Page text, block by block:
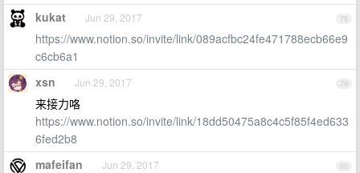
78
kukat Jun 29, 2017
https://www.notion.so/invite/link/089acfbc24fe471788ecb66e9
c6cb6a1
79
xsn Jun 29, 2017
来接力咯
https://www.notion.so/invite/link/18dd50475a8c4c5f85f4ed633
6fed2b8
80
mafeifan Jun 29, 2017